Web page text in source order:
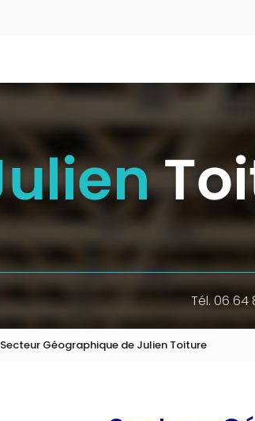
Tél. 06 64
Secteur Géographique de Julien Toiture